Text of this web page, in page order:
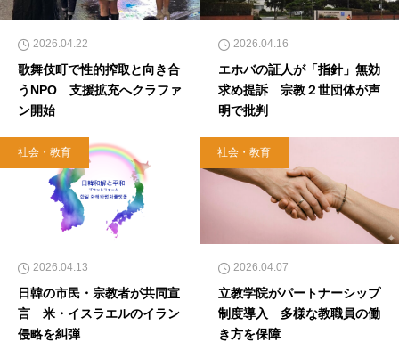
2026.04.22
歌舞伎町で性的搾取と向き合
うNPO 支援拡充へクラファ
ン開始
2026.04.16
エホバの証人が「指針」無効
求め提訴 宗教２世団体が声
明で批判
社会・教育
2026.04.13
日韓の市民・宗教者が共同宣
言 米・イスラエルのイラン
侵略を糾弾
社会・教育
2026.04.07
立教学院がパートナーシップ
制度導入 多様な教職員の働
き方を保障